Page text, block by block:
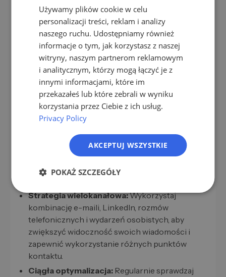
automatyzują i wizualizują tę ocenę.
Dobre praktyki dotyczące
skutecznego badania leadów w
środowisku B2B
Postaw na jakość danych:Aktualne i aktualne
dane kontaktowe są niezbędne. Wysokiej
jakości, istotne kontakty są cenniejsze niż duże,
Personalizacja podejścia:Wykorzystaj
spostrzeżenia z badań, aby indywidualnie
odpowiedzieć na potrzeby, wyzwania i
Strategia wielokanałowa:Wykorzystaj
kombinację e-maili, LinkedIn, rozmów
telefonicznych i wydarzeń osobistych, aby
zwiększyć widoczność swoich wiadomości i
zapewnić wykorzystanie różnych punktów
kontaktu.
Ciągła optymalizacja: Regularnie sprawdzaj
FR
IT
PL
Używamy plików cookie w celu
personalizacji treści, reklam i analizy
naszego ruchu. Udostępniamy również
informacje o tym, jak korzystasz z naszej
witryny, naszym partnerom reklamowym
i analitycznym, którzy mogą łączyć je z
innymi informacjami, które im
przekazałeś lub które zebrali w wyniku
korzystania przez Ciebie z ich usług.
Privacy Policy
AKCEPTUJ WSZYSTKIE
POKAŻ SZCZEGÓŁY